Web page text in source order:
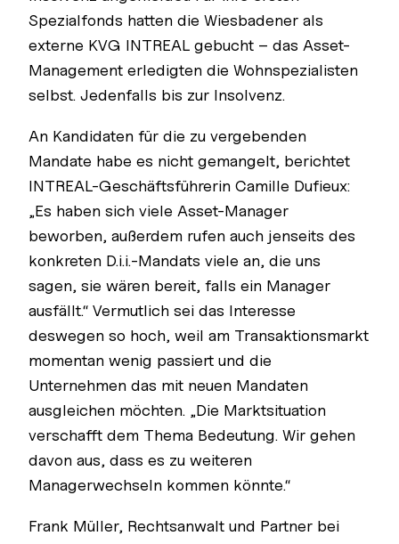
Spezialfonds hatten die Wiesbadener als
externe KVG INTREAL gebucht – das Asset-
Management erledigten die Wohnspezialisten
selbst. Jedenfalls bis zur Insolvenz.
An Kandidaten für die zu vergebenden
Mandate habe es nicht gemangelt, berichtet
INTREAL-Geschäftsführerin Camille Dufieux:
„Es haben sich viele Asset-Manager
beworben, außerdem rufen auch jenseits des
konkreten D.i.i.-Mandats viele an, die uns
sagen, sie wären bereit, falls ein Manager
ausfällt.“ Vermutlich sei das Interesse
deswegen so hoch, weil am Transaktionsmarkt
momentan wenig passiert und die
Unternehmen das mit neuen Mandaten
ausgleichen möchten. „Die Marktsituation
verschafft dem Thema Bedeutung. Wir gehen
davon aus, dass es zu weiteren
Managerwechseln kommen könnte.“
Frank Müller, Rechtsanwalt und Partner bei